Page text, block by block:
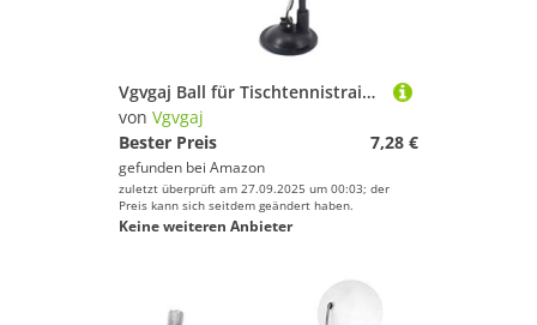
Vgvgaj Ball für Tischtennistrainer, Trainingsroboter | Tischtennismaschine mit Trainingsball, professionelle Ausrüstung und Zubehör für Tabl-Tennis
von Vgvgaj
Bester Preis
7,28 €
gefunden bei Amazon
zuletzt überprüft am 27.09.2025 um 00:03; der
Preis kann sich seitdem geändert haben.
Keine weiteren Anbieter